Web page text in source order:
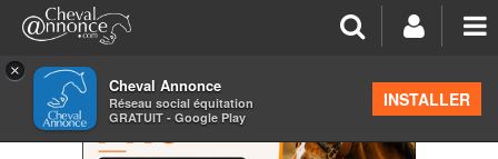
×
Cheval Annonce
Réseau social équitation
GRATUIT - Google Play
INSTALLER